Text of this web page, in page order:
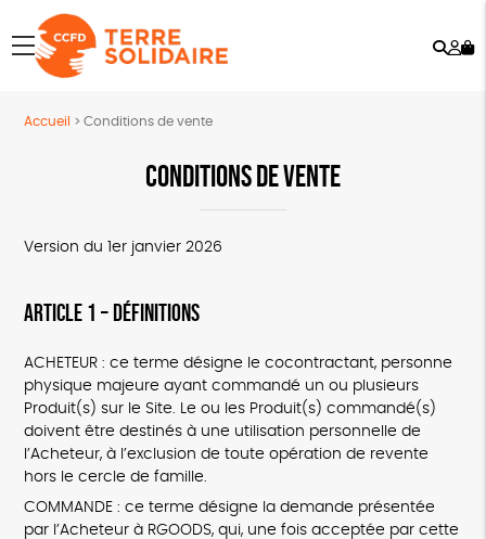
menu
Accueil > Conditions de vente
CONDITIONS DE VENTE
Version du 1er janvier 2026
ARTICLE 1 – DÉFINITIONS
ACHETEUR : ce terme désigne le cocontractant, personne
physique majeure ayant commandé un ou plusieurs
Produit(s) sur le Site. Le ou les Produit(s) commandé(s)
doivent être destinés à une utilisation personnelle de
l’Acheteur, à l’exclusion de toute opération de revente
hors le cercle de famille.
COMMANDE : ce terme désigne la demande présentée
par l’Acheteur à RGOODS, qui, une fois acceptée par cette